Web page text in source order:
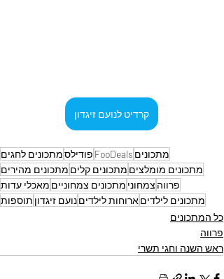
קרדיט לנועם זיגדון
מתכונים FooDeals פודילסמתכונים לחגים
מתכונים מומלצים מתכונים קלים מתכונים מהירים
פרווה צמחוני מתכונים צמחוניים מאכלי עדות
מתכונים לילדיםארוחות לילדיםנועם זיגדון תוספות
כל המתכונים
פרווה
ראש השנה וחגי תשרי